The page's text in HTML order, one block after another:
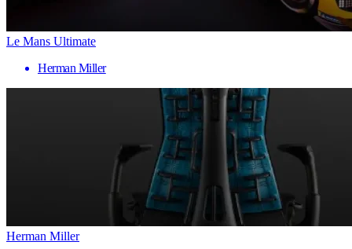
Le Mans Ultimate
Herman Miller
Herman Miller